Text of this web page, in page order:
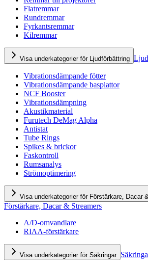
Flatremmar
Rundremmar
Fyrkantsremmar
Kilremmar
Visa underkategorier för Ljudförbättring
Vibrationsdämpande fötter
Vibrationsdämpande basplattor
NCF Booster
Vibrationsdämpning
Akustikmaterial
Furutech DeMag Alpha
Antistat
Tube Rings
Spikes & brickor
Faskontroll
Rumsanalys
Strömoptimering
Visa underkategorier för Förstärkare, Dacar
Förstärkare, Dacar & Streamers
A/D-omvandlare
RIAA-förstärkare
Visa underkategorier för Säkringar